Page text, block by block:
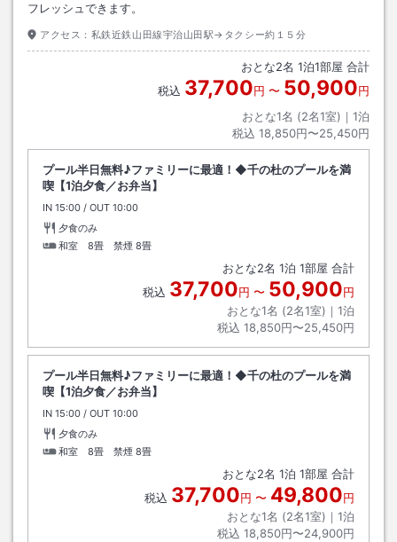
フレッシュできます。
アクセス： 私鉄近鉄山田線宇治山田駅→タクシー約１５分
おとな2名 1泊1部屋 合計
税込 37,700円 〜 50,900円
おとな1名 (2名1室)｜ 1泊
税込 18,850円〜25,450円
プール半日無料♪ファミリーに最適！◆千の杜のプールを満
喫【1泊夕食／お弁当】
IN チェックイン
15:00 / OUT チェックアウト
10:00
夕食のみ
和室 8畳 禁煙 8畳
おとな2名 1泊 1部屋 合計
税込 37,700円 〜 50,900円
おとな1名 (2名1室)｜ 1泊
税込 18,850円〜25,450円
プール半日無料♪ファミリーに最適！◆千の杜のプールを満
喫【1泊夕食／お弁当】
IN チェックイン
15:00 / OUT チェックアウト
10:00
夕食のみ
和室 8畳 禁煙 8畳
おとな2名 1泊 1部屋 合計
税込 37,700円 〜 49,800円
おとな1名 (2名1室)｜ 1泊
税込 18,850円〜24,900円